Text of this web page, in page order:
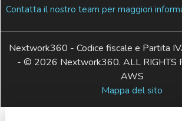
Contatta il nostro team per maggiori
Nextwork360 - Codice fiscale e Partita
- © 2026 Nextwork360. ALL RIGHTS
AWS
Mappa del sito